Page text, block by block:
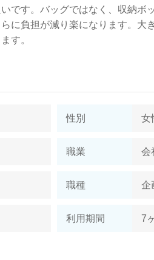
です。バッグではなく、収納ボ
に負担が減り楽になります。大
す。
性別 女
職業 会
職種 企
利用期間 7